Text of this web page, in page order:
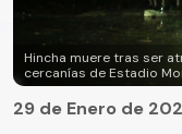
Hincha muere tras ser
cercanías de Estadio
29 de Enero de